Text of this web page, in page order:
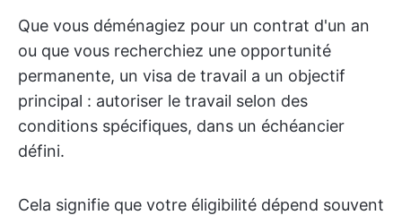
Que vous déménagiez pour un contrat d'un an
ou que vous recherchiez une opportunité
permanente, un visa de travail a un objectif
principal : autoriser le travail selon des
conditions spécifiques, dans un échéancier
défini.
Cela signifie que votre éligibilité dépend souvent